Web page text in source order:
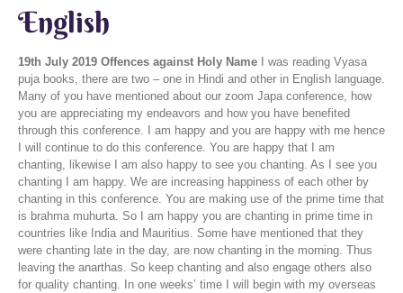
English
19th July 2019 Offences against Holy Name
I was reading Vyasa
puja books, there are two – one in Hindi and other in English language.
Many of you have mentioned about our zoom Japa conference, how
you are appreciating my endeavors and how you have benefited
through this conference. I am happy and you are happy with me hence
I will continue to do this conference. You are happy that I am
chanting, likewise I am also happy to see you chanting. As I see you
chanting I am happy. We are increasing happiness of each other by
chanting in this conference. You are making use of the prime time that
is brahma muhurta. So I am happy you are chanting in prime time in
countries like India and Mauritius. Some have mentioned that they
were chanting late in the day, are now chanting in the morning. Thus
leaving the anarthas. So keep chanting and also engage others also
for quality chanting. In one weeks’ time I will begin with my overseas